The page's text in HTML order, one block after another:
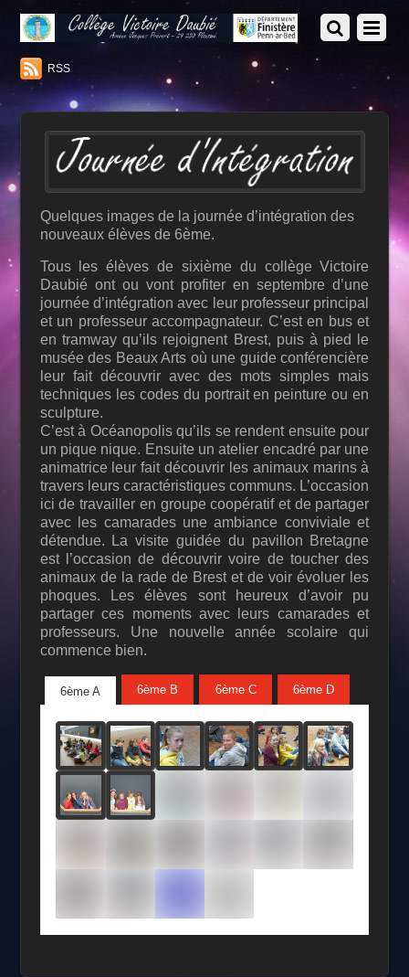
RSS
Quelques images de la journée d’intégration des
nouveaux élèves de 6ème.
Tous les élèves de sixième du collège Victoire
Daubié ont ou vont profiter en septembre d’une
journée d’intégration avec leur professeur principal
et un professeur accompagnateur. C’est en bus et
en tramway qu’ils rejoignent Brest, puis à pied le
musée des Beaux Arts où une guide conférencière
leur fait découvrir avec des mots simples mais
techniques les codes du portrait en peinture ou en
sculpture.
C’est à Océanopolis qu’ils se rendent ensuite pour
un pique nique. Ensuite un atelier encadré par une
animatrice leur fait découvrir les animaux marins à
travers leurs caractéristiques communs. L’occasion
ici de travailler en groupe coopératif et de partager
avec les camarades une ambiance conviviale et
détendue. La visite guidée du pavillon Bretagne
est l’occasion de découvrir voire de toucher des
animaux de la rade de Brest et de voir évoluer les
phoques. Les élèves sont heureux d’avoir pu
partager ces moments avec leurs camarades et
professeurs. Une nouvelle année scolaire qui
commence bien.
6ème A 6ème B 6ème C 6ème D